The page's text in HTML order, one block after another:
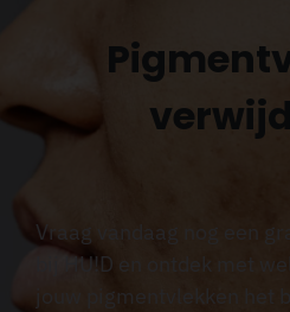
Vraag vandaag nog een
bij HU!D en ontdek met
jouw pigmentvlekken het